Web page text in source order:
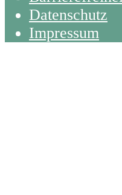
Datenschutz
Impressum